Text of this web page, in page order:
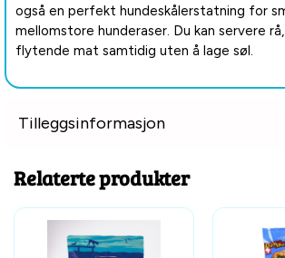
også en perfekt hundeskålerstatning for
mellomstore hunderaser. Du kan servere
flytende mat samtidig uten å lage søl.
Tilleggsinformasjon
Relaterte produkter